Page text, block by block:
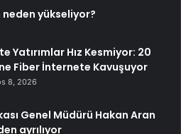
yükseliyor?
Yatırımlar Hız Kesmiyor: 20
Fiber İnternete Kavuşuyor
8, 2026
Genel Müdürü Hakan Aran
ayrılıyor